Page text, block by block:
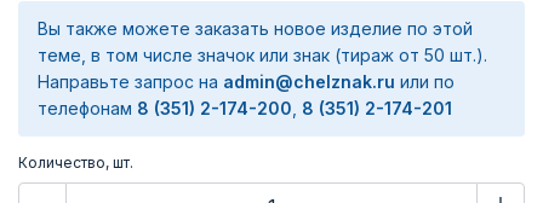
Вы также можете заказать новое изделие по этой
теме, в том числе значок или знак (тираж от 50 шт.).
Направьте запрос на admin@chelznak.ru или по
телефонам 8 (351) 2-174-200 8 (351) 2-174-201
Количество, шт.